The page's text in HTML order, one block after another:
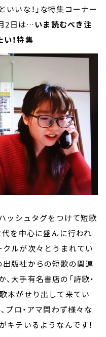
いな！」な特集コーナー
月2日は… いま読むべき注
！特集
シュタグをつけて短歌
代を中心に盛んに行われ
クルが次々とうまれてい
出版社からの短歌の関連
大手有名書店の「詩歌・
本がせり出して来てい
プロ・アマ問わず様々な
キテいるようなんです！